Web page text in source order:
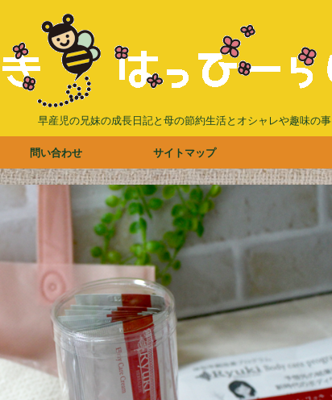
早産児の兄妹の成長日記と母の節約生活とオシャレや趣味の事
問い合わせ サイトマップ